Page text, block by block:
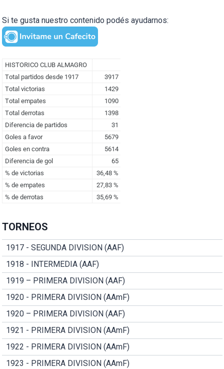
Si te gusta nuestro contenido podés ayudarnos:
TORNEOS
1917 - SEGUNDA DIVISION (AAF)
1918 - INTERMEDIA (AAF)
1919 – PRIMERA DIVISION (AAF)
1920 - PRIMERA DIVISION (AAmF)
1920 – PRIMERA DIVISION (AAF)
1921 - PRIMERA DIVISION (AAmF)
1922 - PRIMERA DIVISION (AAmF)
1923 - PRIMERA DIVISION (AAmF)